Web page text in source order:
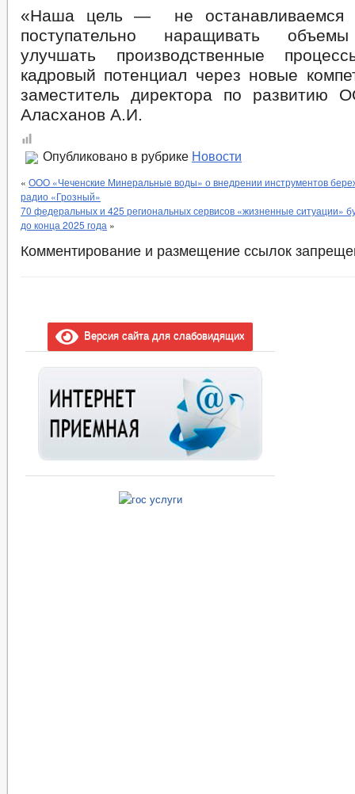
«Наша цель — не останавливаемся
поступательно наращивать объемы
улучшать производственные
кадровый потенциал через новые
заместитель директора по развитию
Аласханов А.И.
Опубликовано в рубрике Новости
« ООО «Чеченские Минеральные воды» о внедрении инструментов
радио «Грозный»
70 федеральных и 425 региональных сервисов «жизненные ситуации»
до конца 2025 года »
Комментирование и размещение ссылок
Версия сайта для слабовидящих